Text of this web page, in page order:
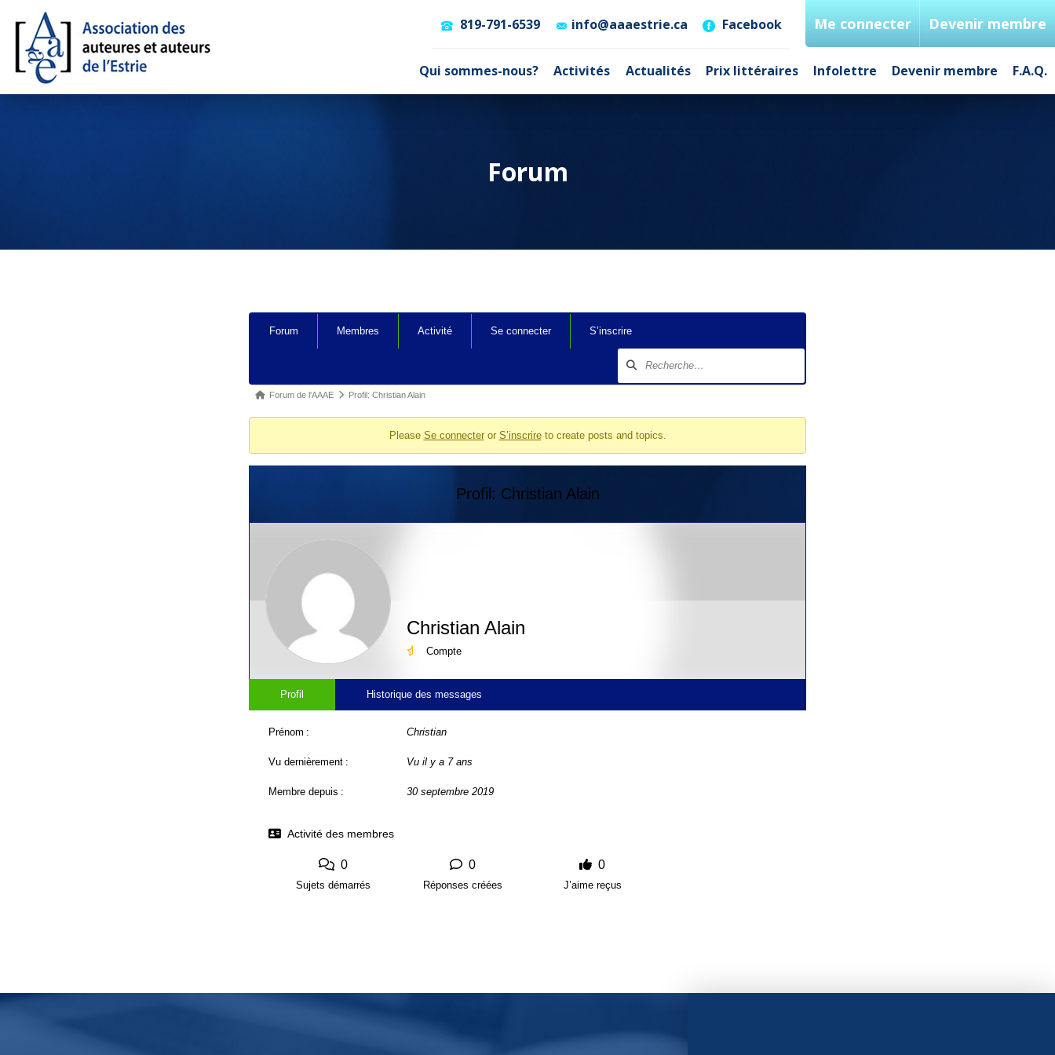
Qui sommes-nous? Activités Actualités Prix littéraires Infolettre Devenir membre F.A.Q.
819-791-6539 info@aaaestrie.ca Facebook Me connecter Devenir membre
Forum
Forum Membres Activité Se connecter S’inscrire
Fil
forum –
Forum de l'AAAE Profil: Christian Alain
Please Se connecteror S’inscrireto create posts and topics.
Profil: Christian Alain
Christian Alain
Compte
Profil Historique des messages
Prénom : Christian
Vu dernièrement : Vu il y a 7 ans
Membre depuis : 30 septembre 2019
Activité des membres
0
Sujets démarrés
0
Réponses créées
0
J’aime reçus